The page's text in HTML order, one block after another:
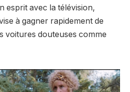
esprit avec la télévision,
à gagner rapidement de
voitures douteuses comme